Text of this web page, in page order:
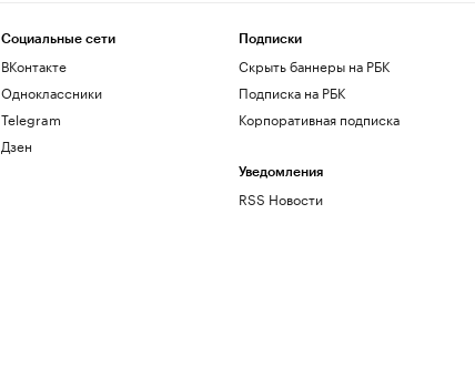
Социальные сети
ВКонтакте
Одноклассники
Telegram
Дзен
Подписки
Скрыть баннеры на РБК
Подписка на РБК
Корпоративная подписка
Уведомления
RSS Новости